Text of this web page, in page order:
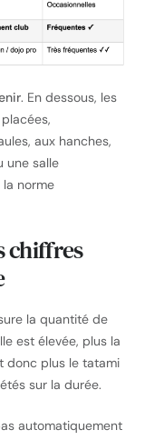
. En dessous, les
aux hanches,
une salle
la norme
chiffres
la quantité de
est élevée, plus la
donc plus le tatami
sur la durée.
automatiquement